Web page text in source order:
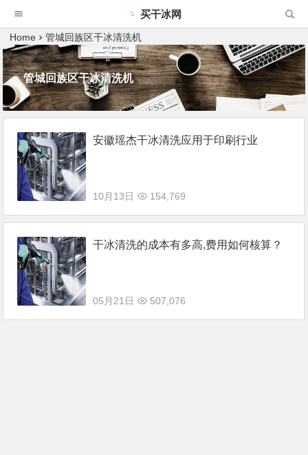
买干冰网
Home 管城回族区干冰清洗机
管城回族区干冰清洗机
安徽瑶杰干冰清洗应用于印刷行业
10月13日 154,769
干冰清洗的成本有多高,费用如何核算？
05月21日 507,076